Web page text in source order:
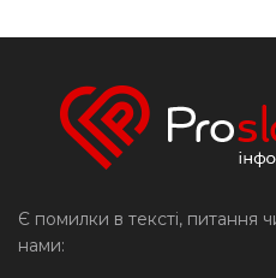
Є помилки в тексті, питання
нами: